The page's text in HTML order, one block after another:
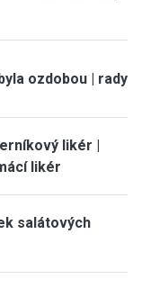
ozdobou | rady
likér |
likér
salátových